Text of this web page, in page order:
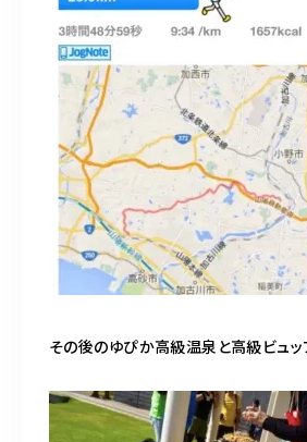
その後のゆぴか高級温泉と高級ビュッ